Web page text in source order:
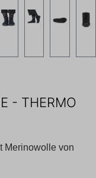
- THERMO -
Merinowolle von